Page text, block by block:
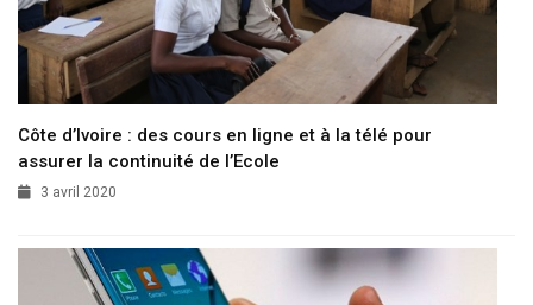
Côte d’Ivoire : des cours en ligne et à la télé pour
assurer la continuité de l’Ecole
3 avril 2020